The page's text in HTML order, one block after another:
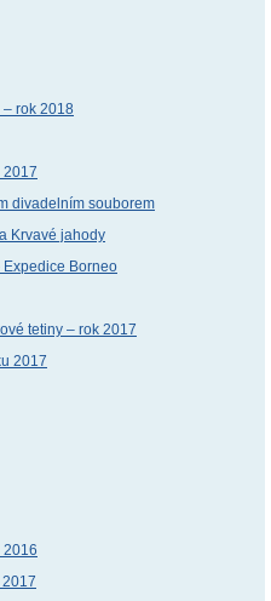
rok 2018
2017
divadelním souborem
Krvavé jahody
Borneo
tetiny – rok 2017
2017
2016